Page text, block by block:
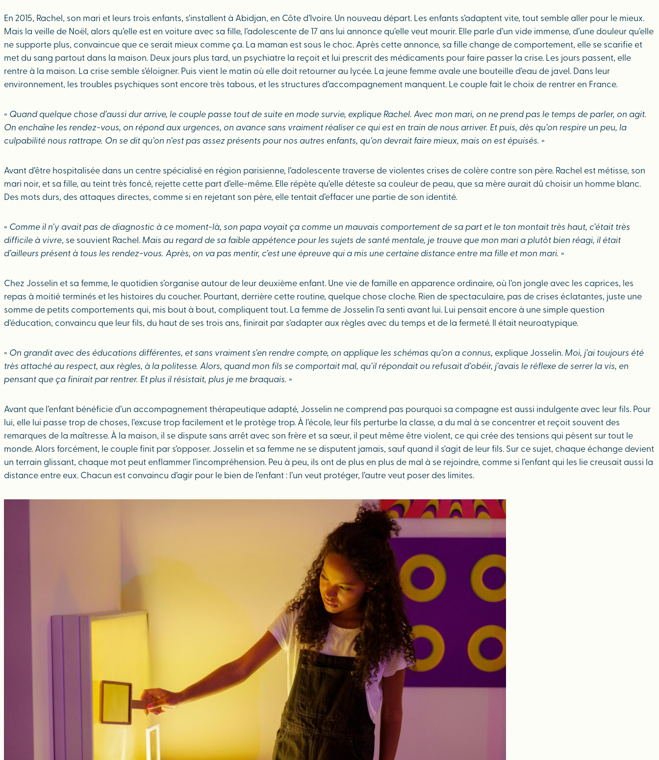
En 2015, Rachel, son mari et leurs trois enfants, s'installent à Abidjan, en Côte d’Ivoire. Un nouveau départ. Les enfants s’adaptent vite, tout semble aller pour le mieux.
Mais la veille de Noël, alors qu’elle est en voiture avec sa fille, l’adolescente de 17 ans lui annonce qu’elle veut mourir. Elle parle d’un vide immense, d’une douleur qu’elle
ne supporte plus, convaincue que ce serait mieux comme ça. La maman est sous le choc. Après cette annonce, sa fille change de comportement, elle se scarifie et
met du sang partout dans la maison. Deux jours plus tard, un psychiatre la reçoit et lui prescrit des médicaments pour faire passer la crise. Les jours passent, elle
rentre à la maison. La crise semble s’éloigner. Puis vient le matin où elle doit retourner au lycée. La jeune femme avale une bouteille d’eau de javel. Dans leur
environnement, les troubles psychiques sont encore très tabous, et les structures d’accompagnement manquent. Le couple fait le choix de rentrer en France.
« Quand quelque chose d’aussi dur arrive, le couple passe tout de suite en mode survie, explique Rachel. Avec mon mari, on ne prend pas le temps de parler, on agit.
On enchaîne les rendez-vous, on répond aux urgences, on avance sans vraiment réaliser ce qui est en train de nous arriver. Et puis, dès qu’on respire un peu, la
culpabilité nous rattrape. On se dit qu’on n’est pas assez présents pour nos autres enfants, qu’on devrait faire mieux, mais on est épuisés. »
Avant d’être hospitalisée dans un centre spécialisé en région parisienne, l’adolescente traverse de violentes crises de colère contre son père. Rachel est métisse, son
mari noir, et sa fille, au teint très foncé, rejette cette part d’elle-même. Elle répète qu’elle déteste sa couleur de peau, que sa mère aurait dû choisir un homme blanc.
Des mots durs, des attaques directes, comme si en rejetant son père, elle tentait d’effacer une partie de son identité.
« Comme il n’y avait pas de diagnostic à ce moment-là, son papa voyait ça comme un mauvais comportement de sa part et le ton montait très haut, c’était très
difficile à vivre, se souvient Rachel. Mais au regard de sa faible appétence pour les sujets de santé mentale, je trouve que mon mari a plutôt bien réagi, il était
d’ailleurs présent à tous les rendez-vous. Après, on va pas mentir, c’est une épreuve qui a mis une certaine distance entre ma fille et mon mari. »
Chez Josselin et sa femme, le quotidien s’organise autour de leur deuxième enfant. Une vie de famille en apparence ordinaire, où l’on jongle avec les caprices, les
repas à moitié terminés et les histoires du coucher. Pourtant, derrière cette routine, quelque chose cloche. Rien de spectaculaire, pas de crises éclatantes, juste une
somme de petits comportements qui, mis bout à bout, compliquent tout. La femme de Josselin l’a senti avant lui. Lui pensait encore à une simple question
d’éducation, convaincu que leur fils, du haut de ses trois ans, finirait par s’adapter aux règles avec du temps et de la fermeté. Il était neuroatypique.
« On grandit avec des éducations différentes, et sans vraiment s’en rendre compte, on applique les schémas qu’on a connus, explique Josselin. Moi, j’ai toujours été
très attaché au respect, aux règles, à la politesse. Alors, quand mon fils se comportait mal, qu’il répondait ou refusait d’obéir, j’avais le réflexe de serrer la vis, en
pensant que ça finirait par rentrer. Et plus il résistait, plus je me braquais. »
Avant que l’enfant bénéficie d’un accompagnement thérapeutique adapté, Josselin ne comprend pas pourquoi sa compagne est aussi indulgente avec leur fils. Pour
lui, elle lui passe trop de choses, l’excuse trop facilement et le protège trop. À l’école, leur fils perturbe la classe, a du mal à se concentrer et reçoit souvent des
remarques de la maîtresse. À la maison, il se dispute sans arrêt avec son frère et sa sœur, il peut même être violent, ce qui crée des tensions qui pèsent sur tout le
monde. Alors forcément, le couple finit par s’opposer. Josselin et sa femme ne se disputent jamais, sauf quand il s'agit de leur fils. Sur ce sujet, chaque échange devient
un terrain glissant, chaque mot peut enflammer l’incompréhension. Peu à peu, ils ont de plus en plus de mal à se rejoindre, comme si l’enfant qui les lie creusait aussi la
distance entre eux. Chacun est convaincu d’agir pour le bien de l’enfant : l’un veut protéger, l’autre veut poser des limites.